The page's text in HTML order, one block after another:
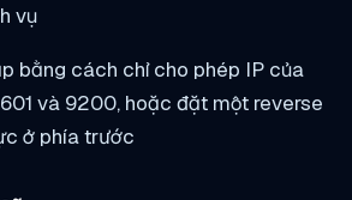
vụ
bằng cách chỉ cho phép IP của
và 9200, hoặc đặt một reverse
ở phía trước